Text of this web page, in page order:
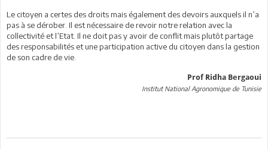
Le citoyen a certes des droits mais également des devoirs auxquels il n’a
pas à se dérober. Il est nécessaire de revoir notre relation avec la
collectivité et l’Etat. Il ne doit pas y avoir de conflit mais plutôt partage
des responsabilités et une participation active du citoyen dans la gestion
de son cadre de vie.
Prof Ridha Bergaoui
Institut National Agronomique de Tunisie